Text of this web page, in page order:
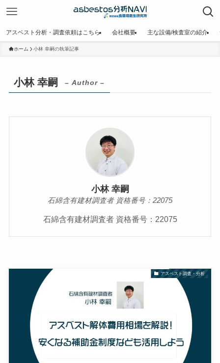
アスベスト分析・調査依頼はこちら 会社概要 主な設備/検査室の紹介
ホーム 小林 幸嗣の執筆記事
小林 幸嗣 – Author –
小林 幸嗣
石綿含有建材調査者 資格番号：22075
石綿含有建材調査者 資格番号：22075
アスベスト調査・分析